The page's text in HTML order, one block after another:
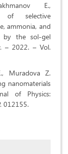
E.,
of selective
ammonia, and
by the sol-gel
– 2022. – Vol.
Muradova Z.
nanomaterials
of Physics:
012155.